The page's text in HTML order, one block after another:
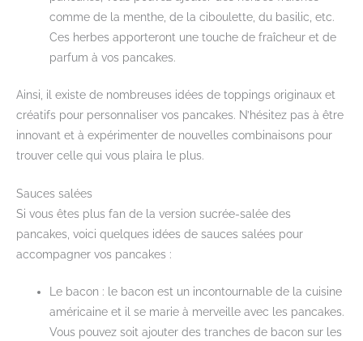
comme de la menthe, de la ciboulette, du basilic, etc.
Ces herbes apporteront une touche de fraîcheur et de
parfum à vos pancakes.
Ainsi, il existe de nombreuses idées de toppings originaux et
créatifs pour personnaliser vos pancakes. N’hésitez pas à être
innovant et à expérimenter de nouvelles combinaisons pour
trouver celle qui vous plaira le plus.
Sauces salées
Si vous êtes plus fan de la version sucrée-salée des
pancakes, voici quelques idées de sauces salées pour
accompagner vos pancakes :
Le bacon : le bacon est un incontournable de la cuisine
américaine et il se marie à merveille avec les pancakes.
Vous pouvez soit ajouter des tranches de bacon sur les